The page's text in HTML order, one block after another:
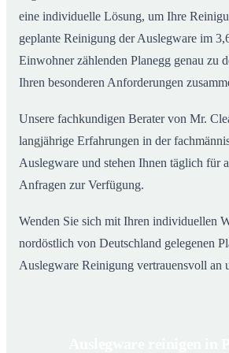
eine individuelle Lösung, um Ihre
geplante Reinigung der Auslegware im
Einwohner zählenden Planegg genau zu
Ihren besonderen Anforderungen
Unsere fachkundigen Berater von Mr.
langjährige Erfahrungen in der
Auslegware und stehen Ihnen täglich für
Anfragen zur Verfügung.
Wenden Sie sich mit Ihren individuellen
nordöstlich von Deutschland gelegenen
Auslegware Reinigung vertrauensvoll an